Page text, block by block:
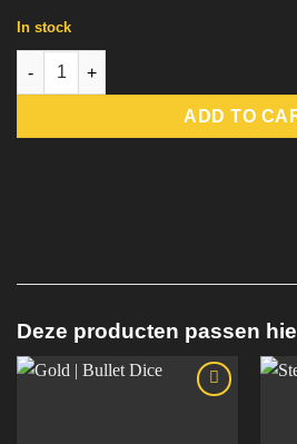
In stock
Copper | Bullet Dice quantity
ADD TO
Deze producten passen